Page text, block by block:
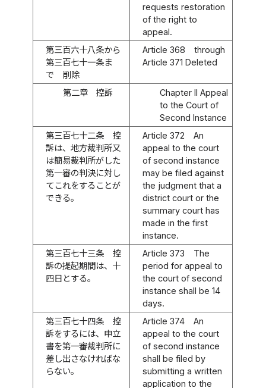
requests restoration
of the right to
appeal.
第三百六十八条から
第三百七十一条ま
で
削除
Article 368
through
Article 371 Deleted
第二章 控訴
Chapter II Appeal
to the Court of
Second Instance
第三百七十二条
控
訴は、地方裁判所又
は簡易裁判所がした
第一審の判決に対し
てこれをすることが
できる。
Article 372
An
appeal to the court
of second instance
may be filed against
the judgment that a
district court or the
summary court has
made in the first
instance.
第三百七十三条
控
訴の提起期間は、十
四日とする。
Article 373
The
period for appeal to
the court of second
instance shall be 14
days.
第三百七十四条
控
訴をするには、申立
書を第一審裁判所に
差し出さなければな
らない。
Article 374
An
appeal to the court
of second instance
shall be filed by
submitting a written
application to the